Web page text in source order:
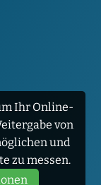
Ihr Online-
von
und
zu messen.